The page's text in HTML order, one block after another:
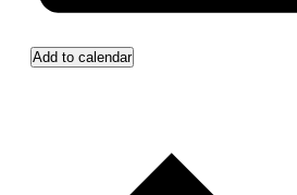
Add to calendar